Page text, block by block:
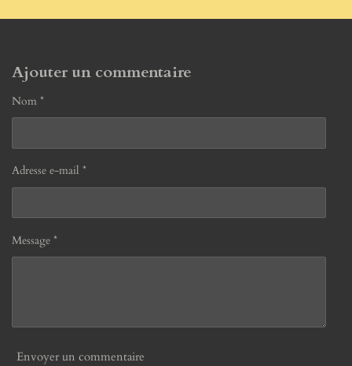
e
e
e
e
Ajouter un commentaire
Nom *
Adresse e-mail *
Message *
Envoyer un commentaire